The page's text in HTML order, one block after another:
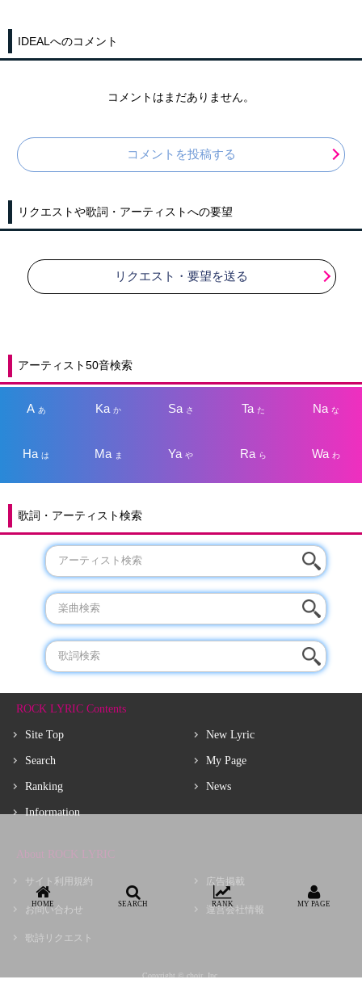
IDEALへのコメント
コメントはまだありません。
コメントを投稿する
リクエストや歌詞・アーティストへの要望
リクエスト・要望を送る
アーティスト50音検索
A あ Kaか Sa さ Taた Na な
Haは Ma ま Yaや Ra ら Wa わ
歌詞・アーティスト検索
ROCK LYRIC Contents
Site Top
Search
Ranking
Information
New Lyric
My Page
News
About ROCK LYRIC
サイト利用規約
お問い合わせ
歌詩リクエスト
広告掲載
運営会社情報
Copyright © choir, Inc.
HOME SEARCH RANK MY PAGE